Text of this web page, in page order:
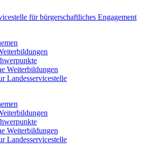
Weiterbildungen
Landesservicestelle
Weiterbildungen
Landesservicestelle